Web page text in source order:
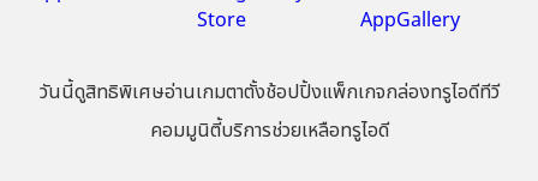
วันนี้ดูสิทธิพิเศษอ่านเกมตาตั้งช้อปปิ้งแพ็กเกจกล่องทรูไอดีทีวี
คอมมูนิตี้บริการช่วยเหลือทรูไอดี